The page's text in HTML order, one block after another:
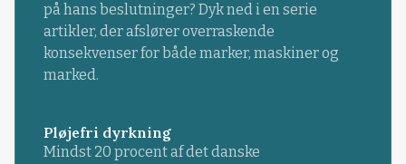
på hans beslutninger? Dyk ned i en serie
artikler, der afslører overraskende
konsekvenser for både marker, maskiner og
marked.
Pløjefri dyrkning
Mindst 20 procent af det danske